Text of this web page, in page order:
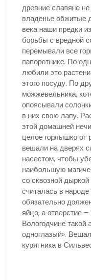
древние славяне
владенье обжитые
века наши предки
борьбы с вредной
перемывали все
папоротнике. По
любили это
этого посуду. По
можжевельника,
опоясывали
в них свою лапу.
этой домашней
целое горлышко от
вешали на дверях
насестом, чтобы
наибольшую
со сквозной
считалась в
обязательно
яйцо, а отверстие
Вологодчине такой
одноглазый».
курятника в